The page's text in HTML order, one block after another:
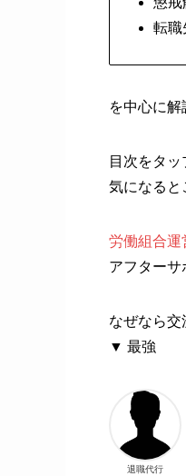
転職
を中心に解
目次をタッ
気になると
労働組合運
アフターサ
なぜなら交
▼ 最強
退職代行